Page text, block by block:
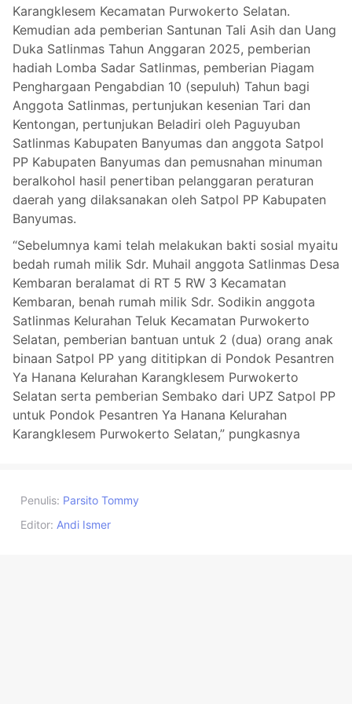
Karangklesem Kecamatan Purwokerto Selatan.
Kemudian ada pemberian Santunan Tali Asih dan Uang
Duka Satlinmas Tahun Anggaran 2025, pemberian
hadiah Lomba Sadar Satlinmas, pemberian Piagam
Penghargaan Pengabdian 10 (sepuluh) Tahun bagi
Anggota Satlinmas, pertunjukan kesenian Tari dan
Kentongan, pertunjukan Beladiri oleh Paguyuban
Satlinmas Kabupaten Banyumas dan anggota Satpol
PP Kabupaten Banyumas dan pemusnahan minuman
beralkohol hasil penertiban pelanggaran peraturan
daerah yang dilaksanakan oleh Satpol PP Kabupaten
Banyumas.
“Sebelumnya kami telah melakukan bakti sosial myaitu
bedah rumah milik Sdr. Muhail anggota Satlinmas Desa
Kembaran beralamat di RT 5 RW 3 Kecamatan
Kembaran, benah rumah milik Sdr. Sodikin anggota
Satlinmas Kelurahan Teluk Kecamatan Purwokerto
Selatan, pemberian bantuan untuk 2 (dua) orang anak
binaan Satpol PP yang dititipkan di Pondok Pesantren
Ya Hanana Kelurahan Karangklesem Purwokerto
Selatan serta pemberian Sembako dari UPZ Satpol PP
untuk Pondok Pesantren Ya Hanana Kelurahan
Karangklesem Purwokerto Selatan,” pungkasnya
Penulis: Parsito Tommy
Editor: Andi Ismer